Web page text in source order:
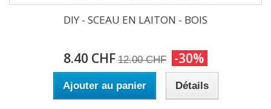
DIY - SCEAU EN LAITON - BOIS
8.40 CHF 12.00 CHF -30%
Ajouter au panier Détails